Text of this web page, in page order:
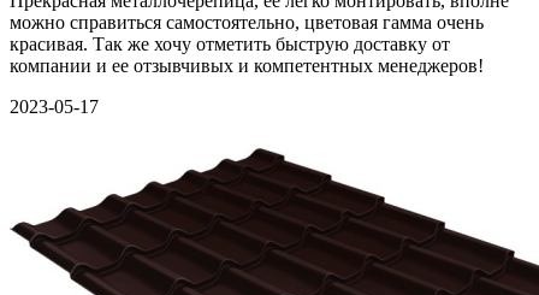
можно справиться самостоятельно, цветовая гамма очень
красивая. Так же хочу отметить быструю доставку от
компании и ее отзывчивых и компетентных менеджеров!
2023-05-17